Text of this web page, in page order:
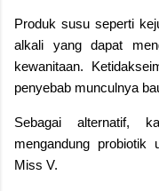
Produk susu seperti
alkali yang dapat
kewanitaan.
penyebab munculnya
Sebagai alternatif,
mengandung probiotik
Miss V.